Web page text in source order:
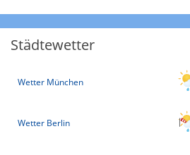
Städtewetter
Wetter München
Wetter Berlin